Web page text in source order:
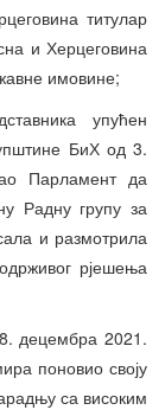
титулар
и Херцеговина
имовине;
упућен
БиХ од 3.
Парламент да
Радну групу за
и размотрила
рјешења
децембра 2021.
поновио своју
са високим